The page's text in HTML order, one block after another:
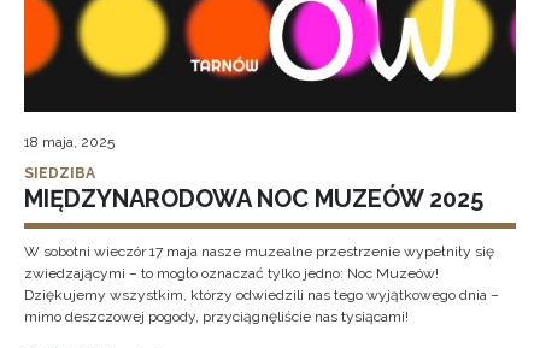
18 maja, 2025
SIEDZIBA
MIĘDZYNARODOWA NOC MUZEÓW 2025
W sobotni wieczór 17 maja nasze muzealne przestrzenie wypełniły się
zwiedzającymi – to mogło oznaczać tylko jedno: Noc Muzeów!
Dziękujemy wszystkim, którzy odwiedzili nas tego wyjątkowego dnia –
mimo deszczowej pogody, przyciągnęliście nas tysiącami!